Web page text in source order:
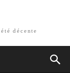
décente